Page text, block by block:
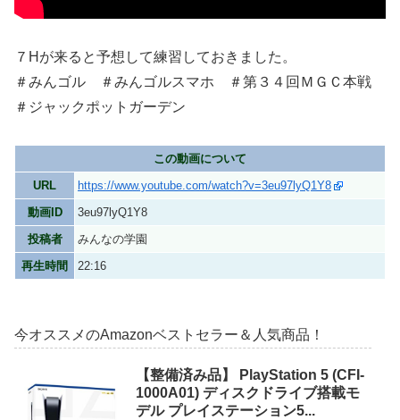
７Hが来ると予想して練習しておきました。
＃みんゴル ＃みんゴルスマホ ＃第３４回ＭＧＣ本戦
＃ジャックポットガーデン
この動画について
URL
https://www.youtube.com/watch?v=3eu97lyQ1Y8
動画ID
3eu97lyQ1Y8
投稿者
みんなの学園
再生時間
22:16
今オススメのAmazonベストセラー＆人気商品！
【整備済み品】 PlayStation 5 (CFI-
1000A01) ディスクドライブ搭載モ
デル プレイステーション5...